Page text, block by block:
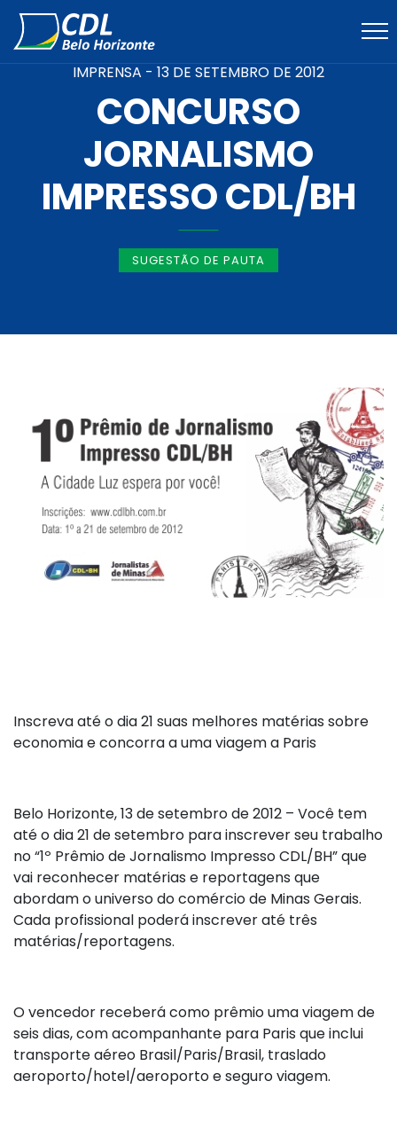
IMPRENSA - 13 DE SETEMBRO DE 2012
CONCURSO
JORNALISMO
IMPRESSO CDL/BH
SUGESTÃO DE PAUTA
Inscreva até o dia 21 suas melhores matérias sobre
economia e concorra a uma viagem a Paris
Belo Horizonte, 13 de setembro de 2012 – Você tem
até o dia 21 de setembro para inscrever seu trabalho
no “1º Prêmio de Jornalismo Impresso CDL/BH” que
vai reconhecer matérias e reportagens que
abordam o universo do comércio de Minas Gerais.
Cada profissional poderá inscrever até três
matérias/reportagens.
O vencedor receberá como prêmio uma viagem de
seis dias, com acompanhante para Paris que inclui
transporte aéreo Brasil/Paris/Brasil, traslado
aeroporto/hotel/aeroporto e seguro viagem.